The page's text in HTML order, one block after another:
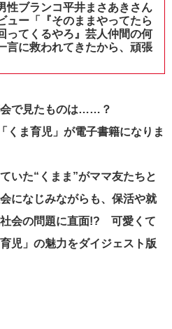
性ブランコ平井まさあきさん
ュー「『そのままやってたら
ってくるやろ』芸人仲間の何
言に救われてきたから、頑張
会で見たものは……？
ま育児」が電子書籍になりま
いた“くまま”がママ友たちと
になじみながらも、保活や就
会の問題に直面!? 可愛くて
児」の魅力をダイジェスト版